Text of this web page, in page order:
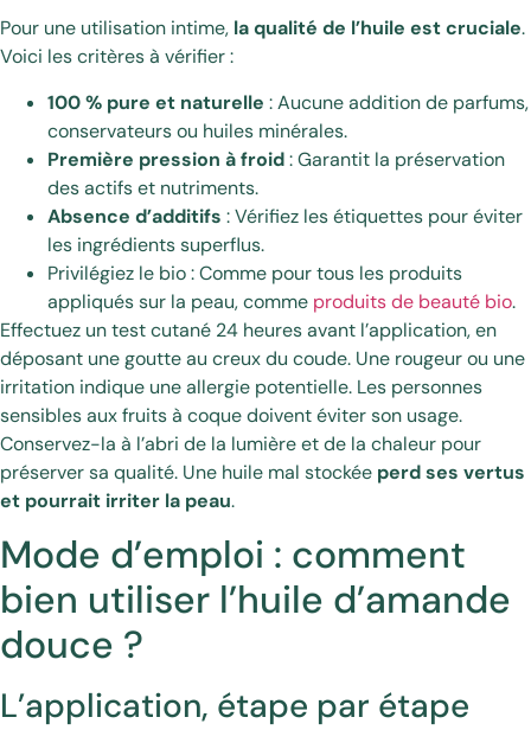
Pour une utilisation intime, la qualité de l’huile est cruciale.
Voici les critères à vérifier :
100 % pure et naturelle : Aucune addition de parfums,
conservateurs ou huiles minérales.
Première pression à froid: Garantit la préservation
des actifs et nutriments.
Absence d’additifs : Vérifiez les étiquettes pour éviter
les ingrédients superflus.
Privilégiez le bio : Comme pour tous les produits
appliqués sur la peau, comme produits de beauté bio.
Effectuez un test cutané 24 heures avant l’application, en
déposant une goutte au creux du coude. Une rougeur ou une
irritation indique une allergie potentielle. Les personnes
sensibles aux fruits à coque doivent éviter son usage.
Conservez-la à l’abri de la lumière et de la chaleur pour
préserver sa qualité. Une huile mal stockée perd ses vertus
et pourrait irriter la peau.
Mode d’emploi : comment
bien utiliser l’huile d’amande
douce ?
L’application, étape par étape